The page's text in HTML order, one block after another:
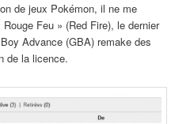
de jeux Pokémon, il ne me
Feu » (Red Fire), le dernier
Advance (GBA) remake des
de la licence.